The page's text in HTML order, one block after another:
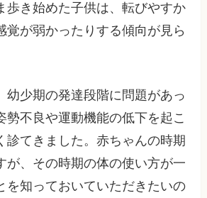
歩き始めた子供は、転びやすか
覚が弱かったりする傾向が見ら
幼少期の発達段階に問題があっ
勢不良や運動機能の低下を起こ
診てきました。赤ちゃんの時期
が、その時期の体の使い方が一
を知っておいていただきたいの